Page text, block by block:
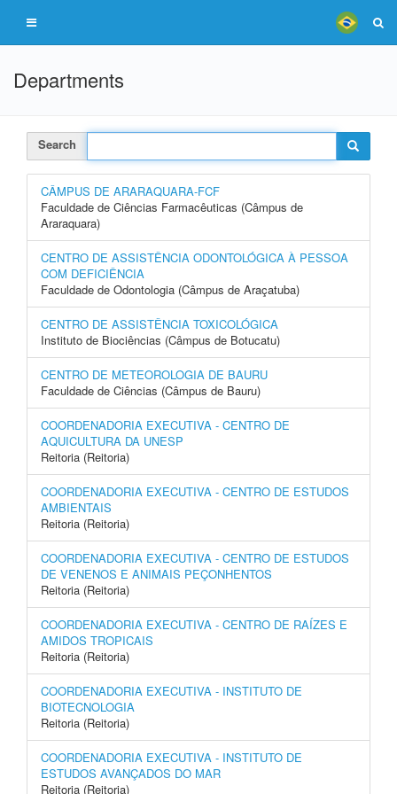
Departments
Search
CÂMPUS DE ARARAQUARA-FCF
Faculdade de Ciências Farmacêuticas (Câmpus de
Araraquara)
CENTRO DE ASSISTÊNCIA ODONTOLÓGICA À PESSOA
COM DEFICIÊNCIA
Faculdade de Odontologia (Câmpus de Araçatuba)
CENTRO DE ASSISTÊNCIA TOXICOLÓGICA
Instituto de Biociências (Câmpus de Botucatu)
CENTRO DE METEOROLOGIA DE BAURU
Faculdade de Ciências (Câmpus de Bauru)
COORDENADORIA EXECUTIVA - CENTRO DE
AQUICULTURA DA UNESP
Reitoria (Reitoria)
COORDENADORIA EXECUTIVA - CENTRO DE ESTUDOS
AMBIENTAIS
Reitoria (Reitoria)
COORDENADORIA EXECUTIVA - CENTRO DE ESTUDOS
DE VENENOS E ANIMAIS PEÇONHENTOS
Reitoria (Reitoria)
COORDENADORIA EXECUTIVA - CENTRO DE RAÍZES E
AMIDOS TROPICAIS
Reitoria (Reitoria)
COORDENADORIA EXECUTIVA - INSTITUTO DE
BIOTECNOLOGIA
Reitoria (Reitoria)
COORDENADORIA EXECUTIVA - INSTITUTO DE
ESTUDOS AVANÇADOS DO MAR
Reitoria (Reitoria)